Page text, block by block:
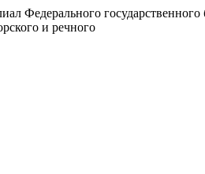
Федерального
и речного